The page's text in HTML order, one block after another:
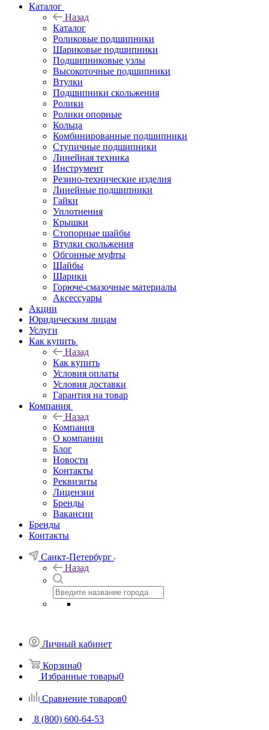
Каталог
Назад
Каталог
Роликовые подшипники
Шариковые подшипники
Подшипниковые узлы
Высокоточные подшипники
Втулки
Подшипники скольжения
Ролики
Ролики опорные
Кольца
Комбинированные подшипники
Ступичные подшипники
Линейная техника
Инструмент
Резино-технические изделия
Линейные подшипники
Гайки
Уплотнения
Крышки
Стопорные шайбы
Втулки скольжения
Обгонные муфты
Шайбы
Шарики
Горюче-смазочные материалы
Аксессуары
Акции
Юридическим лицам
Услуги
Как купить
Назад
Как купить
Условия оплаты
Условия доставки
Гарантия на товар
Компания
Назад
Компания
О компании
Блог
Новости
Контакты
Реквизиты
Лицензии
Бренды
Вакансии
Бренды
Контакты
Санкт-Петербург
Назад
Личный кабинет
Корзина0
Избранные товары0
Сравнение товаров0
8 (800) 600-64-53